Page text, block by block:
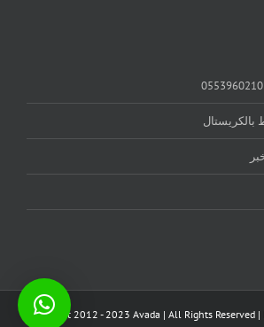
بالكريستال
Copyright 2012 - 2023 Avada | All Rights Reserved |